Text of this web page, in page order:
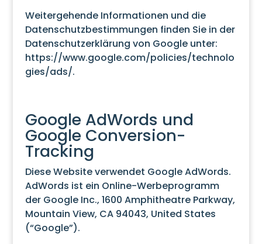
Weitergehende Informationen und die
Datenschutzbestimmungen finden Sie in der
Datenschutzerklärung von Google unter:
https://www.google.com/policies/technolo
gies/ads/.
Google AdWords und
Google Conversion-
Tracking
Diese Website verwendet Google AdWords.
AdWords ist ein Online-Werbeprogramm
der Google Inc., 1600 Amphitheatre Parkway,
Mountain View, CA 94043, United States
(“Google”).